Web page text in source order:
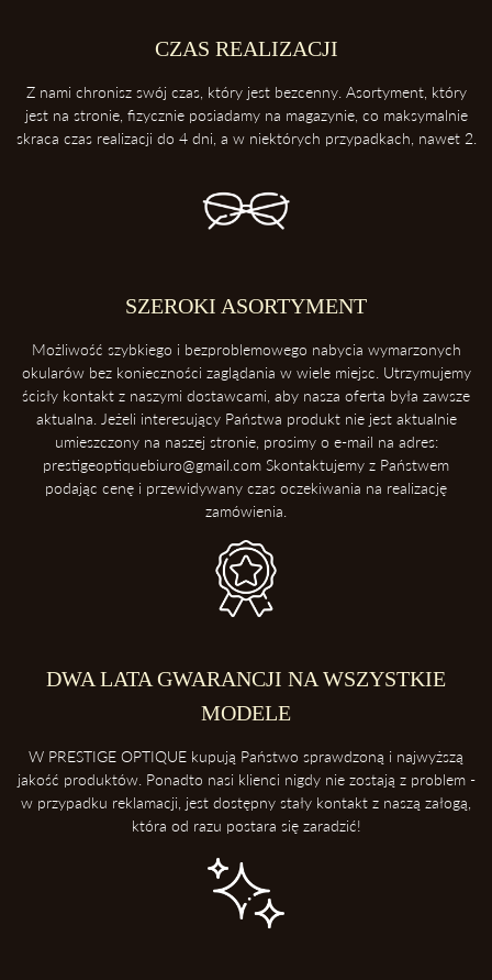
Etui ochroni twoje okulary przed uderzeniami oraz kurzem.
Dzięki temu ochronisz soczewki przed porysowaniem.
4. Unikaj kontaktu z wysokimi temperaturami
źródeł ciepła takich, jak deska rozdzielcza samochodu. Soczewki
5. Ściąganie okularów
CZAS REALIZACJI
Z nami chronisz swój czas, który jest bezcenny. Asortyment, który
jest na stronie, fizycznie posiadamy na magazynie, co maksymalnie
skraca czas realizacji do 4 dni, a w niektórych przypadkach, nawet 2.
SZEROKI ASORTYMENT
Możliwość szybkiego i bezproblemowego nabycia wymarzonych
okularów bez konieczności zaglądania w wiele miejsc. Utrzymujemy
ścisły kontakt z naszymi dostawcami, aby nasza oferta była zawsze
aktualna. Jeżeli interesujący Państwa produkt nie jest aktualnie
umieszczony na naszej stronie, prosimy o e-mail na adres:
prestigeoptiquebiuro@gmail.com Skontaktujemy z Państwem
podając cenę i przewidywany czas oczekiwania na realizację
zamówienia.
DWA LATA GWARANCJI NA WSZYSTKIE
MODELE
W PRESTIGE OPTIQUE kupują Państwo sprawdzoną i najwyższą
jakość produktów. Ponadto nasi klienci nigdy nie zostają z problem -
w przypadku reklamacji, jest dostępny stały kontakt z naszą załogą,
która od razu postara się zaradzić!